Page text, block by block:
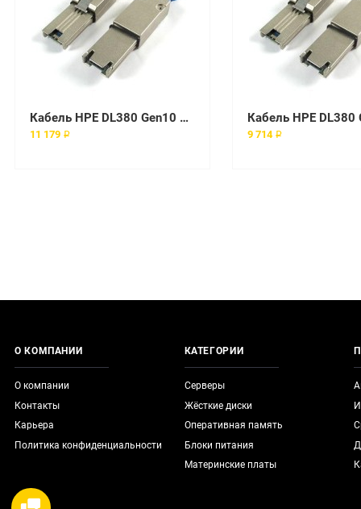
Кабель HPE DL380 Gen10 GPU 6px6p Y-Power Cable Kit (for Q0V78A)
11 179 ₽ 9 714 ₽
О КОМПАНИИ
О компании
Контакты
Карьера
Политика конфиденциальности
КАТЕГОРИИ
Серверы
Жёсткие диски
Оперативная память
Блоки питания
Материнские платы